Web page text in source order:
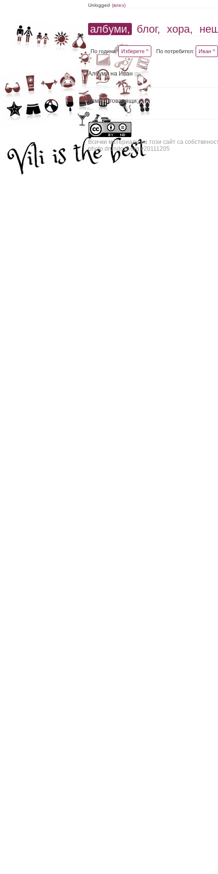
Unlogged (влез)
албуми, блог, хора,
По години: Изберете ^ По потребител: Иван ^
Албуми на Иван(0)
няма отговарящи;
Всички материали на този сайт са
photo.drundrun.org v20111205